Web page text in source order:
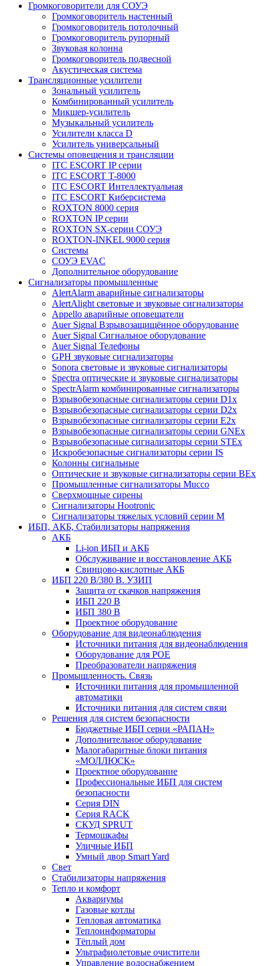
Громкоговорители для СОУЭ
Громкоговоритель настенный
Громкоговоритель потолочный
Громкоговоритель рупорный
Звуковая колонна
Громкоговоритель подвесной
Акустическая система
Трансляционные усилители
Зональный усилитель
Комбинированный усилитель
Микшер-усилитель
Музыкальный усилитель
Усилители класса D
Усилитель универсальный
Системы оповещения и трансляции
ITC ESCORT IP серии
ITC ESCORT T-8000
ITC ESCORT Интеллектуальная
ITC ESCORT Киберсистема
ROXTON 8000 серия
ROXTON IP серии
ROXTON SX-серии СОУЭ
ROXTON-INKEL 9000 серия
Системы
СОУЭ EVAC
Дополнительное оборудование
Сигнализаторы промышленные
AlertAlarm аварийные сигнализаторы
AlertAlight световые и звуковые сигнализаторы
Appello аварийные оповещатели
Auer Signal Взрывозащищённое оборудование
Auer Signal Сигнальное оборудование
Auer Signal Телефоны
GPH звуковые сигнализаторы
Sonora световые и звуковые сигнализаторы
Spectra оптические и звуковые сигнализаторы
SpectrAlarm комбинированные сигнализаторы
Взрывобезопасные сигнализаторы серии D1x
Взрывобезопасные сигнализаторы серии D2x
Взрывобезопасные сигнализаторы серии E2x
Взрывобезопасные сигнализаторы серии GNEx
Взрывобезопасные сигнализаторы серии STEx
Искробезопасные сигнализаторы серии IS
Колонны сигнальные
Оптические и звуковые сигнализаторы серии BEx
Промышленные сигнализаторы Mucco
Сверхмощные сирены
Сигнализаторы Hootronic
Сигнализаторы тяжелых условий серии M
ИБП, АКБ, Стабилизаторы напряжения
АКБ
Li-ion ИБП и АКБ
Обслуживание и восстановление АКБ
Свинцово-кислотные АКБ
ИБП 220 В/380 В. УЗИП
Защита от скачков напряжения
ИБП 220 В
ИБП 380 В
Проектное оборудование
Оборудование для видеонаблюдения
Источники питания для видеонаблюдения
Оборудование для POE
Преобразователи напряжения
Промышленность. Связь
Источники питания для промышленной
автоматики
Источники питания для систем связи
Решения для систем безопасности
Бюджетные ИБП серии «РАПАН»
Дополнительное оборудование
Малогабаритные блоки питания
«МОЛЛЮСК»
Проектное оборудование
Профессиональные ИБП для систем
безопасности
Серия DIN
Серия RACK
СКУД SPRUT
Термошкафы
Уличные ИБП
Умный двор Smart Yard
Свет
Стабилизаторы напряжения
Тепло и комфорт
Аквариумы
Газовые котлы
Тепловая автоматика
Теплоинформаторы
Тёплый дом
Ультрафиолетовые очистители
Управление водоснабжением